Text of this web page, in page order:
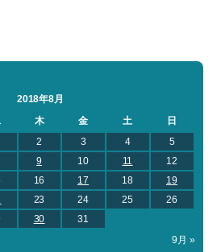
2018年8月
木 金 土
日
2 3 4
5
9 10 11
12
16 17 18
19
23 24 25
26
30
31
9月 »